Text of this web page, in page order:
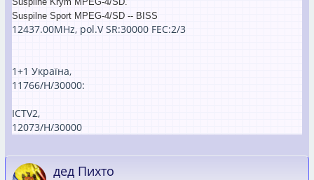
Suspilne Sport MPEG-4/SD -- BISS
12437.00MHz, pol.V SR:30000 FEC:2/3
1+1 Україна,
11766/H/30000:
ICTV2,
12073/H/30000
дед Пихто